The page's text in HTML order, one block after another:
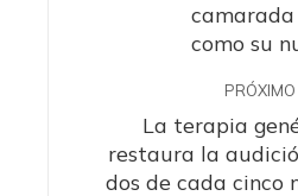
camarada
como su
La terapia
restaura la
dos de cada cinco